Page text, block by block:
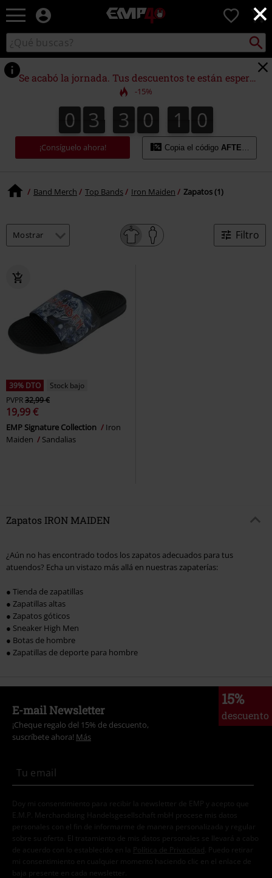
×
EMP
Música,
TV
&
Gaming
Merch
-
Ropa
Alternativa
0
Buscar
en
el
catálogo
Buscar
Se acabó la jornada. Tus descuentos te están esperando.
-15%
0
0 3
3 3
3 0
0 0
1 9
0
9
1
0
¡Consíguelo ahora! Copia el código AFTERWORK
Band Merch Top Bands Iron Maiden Zapatos (1)
Filtro
39% DTO
Stock bajo
PVPR32,99 €
19,99 €
EMP Signature Collection
Iron
Maiden
Sandalias
Zapatos IRON MAIDEN
¿Aún no has encontrado todos los zapatos adecuados para tus
atuendos? Echa un vistazo más allá en nuestras zapaterías:
● Tienda de zapatillas
● Zapatillas altas
● Zapatos góticos
● Sneaker High Men
● Botas de hombre
● Zapatillas de deporte para hombre
15%
descuento
E-mail Newsletter
¡Cheque regalo del 15% de descuento,
suscríbete ahora! Más
Doy mi consentimiento para recibir la newsletter de EMP y acepto que
E.M.P. Merchandising Handelsgesellschaft mbH procese mis datos
personales con el fin de informarme de manera personalizada y regular
sobre su oferta. El tratamiento de mis datos personales se llevará a cabo
de acuerdo con lo establecido en la
Política de Privacidad . Puedo retirar
mi consentimiento en cualquier momento haciendo clic en el enlace de
baja presente en cada newsletter.